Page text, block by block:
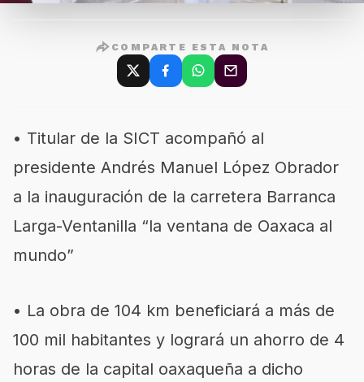
COMPARTE ESTA NOTA
• Titular de la SICT acompañó al
presidente Andrés Manuel López Obrador
a la inauguración de la carretera Barranca
Larga-Ventanilla “la ventana de Oaxaca al
mundo”
• La obra de 104 km beneficiará a más de
100 mil habitantes y logrará un ahorro de 4
horas de la capital oaxaqueña a dicho